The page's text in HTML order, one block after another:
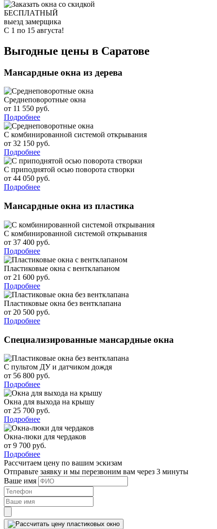
БЕСПЛАТНЫЙ
выезд замерщика
С 1 по 15 августа!
Выгодные цены в Саратове
Мансардные окна из дерева
Среднеповоротные окна
от 11 550 руб.
Подробнее
С комбинированной системой открывания
от 32 150 руб.
Подробнее
С приподнятой осью поворота створки
от 44 050 руб.
Подробнее
Мансардные окна из пластика
С комбинированной системой открывания
от 37 400 руб.
Подробнее
Пластиковые окна с вентклапаном
от 21 600 руб.
Подробнее
Пластиковые окна без вентклапана
от 20 500 руб.
Подробнее
Специализированные мансардные окна
С пультом ДУ и датчиком дождя
от 56 800 руб.
Подробнее
Окна для выхода на крышу
от 25 700 руб.
Подробнее
Окна-люки для чердаков
от 9 700 руб.
Подробнее
Рассчитаем цену по вашим эскизам
Отправьте заявку и мы перезвоним вам через 3 минуты
Ваше имя